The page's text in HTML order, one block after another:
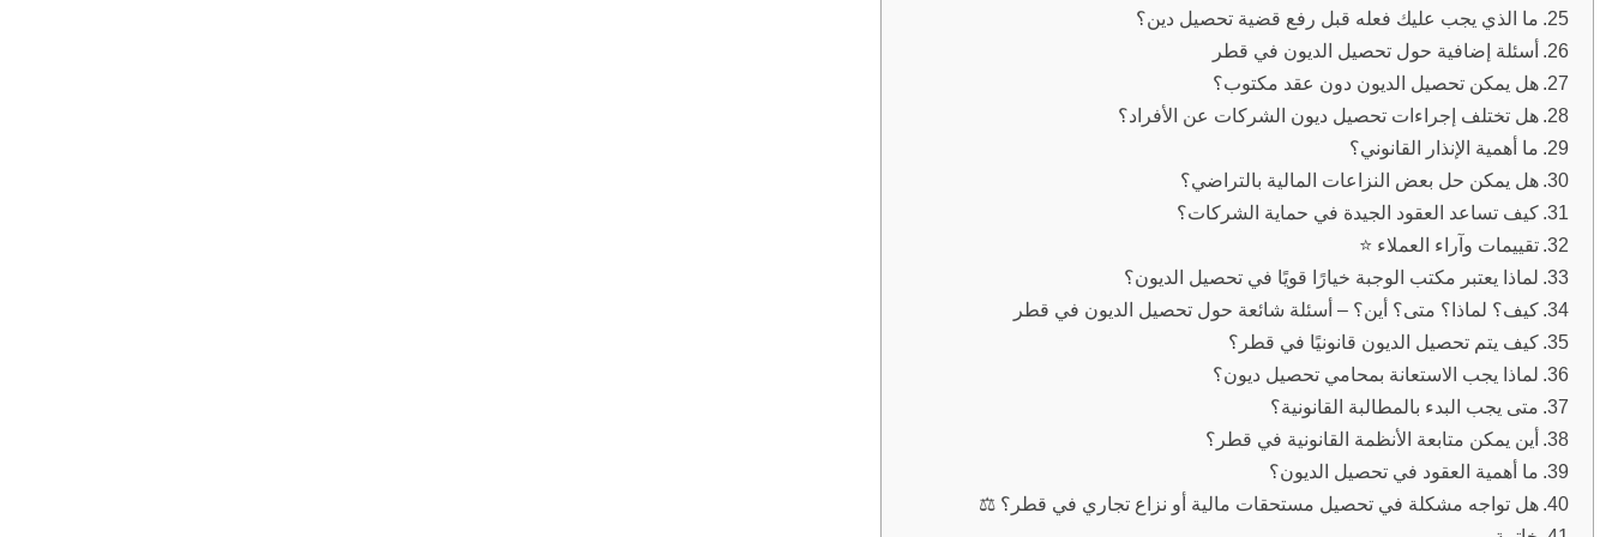
ما الذي يجب عليك فعله قبل رفع قضية تحصيل دين؟
أسئلة إضافية حول تحصيل الديون في قطر
هل يمكن تحصيل الديون دون عقد مكتوب؟
هل تختلف إجراءات تحصيل ديون الشركات عن الأفراد؟
ما أهمية الإنذار القانوني؟
هل يمكن حل بعض النزاعات المالية بالتراضي؟
كيف تساعد العقود الجيدة في حماية الشركات؟
تقييمات وآراء العملاء ⭐
لماذا يعتبر مكتب الوجبة خيارًا قويًا في تحصيل الديون؟
كيف؟ لماذا؟ متى؟ أين؟ – أسئلة شائعة حول تحصيل الديون في قطر
كيف يتم تحصيل الديون قانونيًا في قطر؟
لماذا يجب الاستعانة بمحامي تحصيل ديون؟
متى يجب البدء بالمطالبة القانونية؟
أين يمكن متابعة الأنظمة القانونية في قطر؟
ما أهمية العقود في تحصيل الديون؟
هل تواجه مشكلة في تحصيل مستحقات مالية أو نزاع تجاري في قطر؟ ⚖️